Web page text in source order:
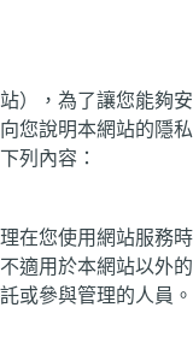
），為了讓您能夠安
您說明本網站的隱私
列內容：
在您使用網站服務時
適用於本網站以外的
或參與管理的人員。